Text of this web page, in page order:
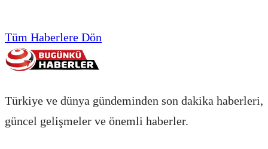
Tüm Haberlere Dön
Türkiye ve dünya gündeminden son dakika haberleri,
güncel gelişmeler ve önemli haberler.